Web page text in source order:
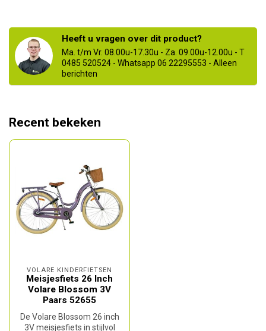
Heeft u vragen over dit product?
Ma. t/m Vr. 08.00u-17.30u - Za. 09.00u-12.00u - T
0485 520524 - Whatsapp 06 22295553 - Alleen
berichten
Recent bekeken
VOLARE KINDERFIETSEN
Meisjesfiets 26 Inch
Volare Blossom 3V
Paars 52655
De Volare Blossom 26 inch
3V meisjesfiets in stijlvol